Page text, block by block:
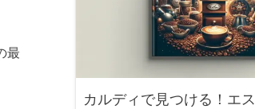
最
カルディで見つける！エ